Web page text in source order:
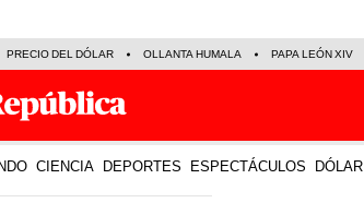
PRECIO DEL DÓLAR OLLANTA HUMALA PAPA LEÓN XIV
CIENCIA DEPORTES ESPECTÁCULOS DÓLAR